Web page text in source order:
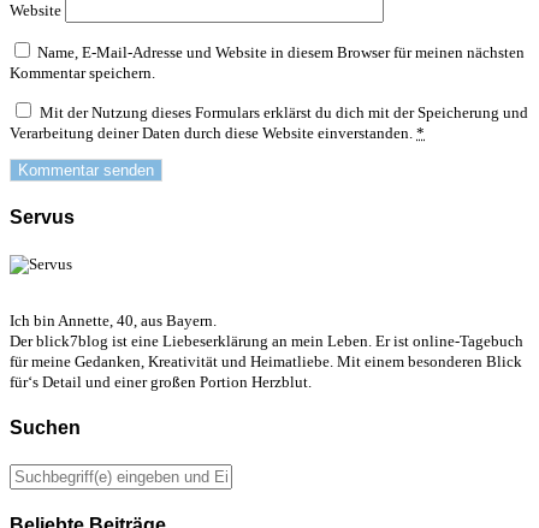
Website
Name, E-Mail-Adresse und Website in diesem Browser für meinen nächsten
Kommentar speichern.
Mit der Nutzung dieses Formulars erklärst du dich mit der Speicherung und
Verarbeitung deiner Daten durch diese Website einverstanden. *
Servus
Ich bin Annette, 40, aus Bayern.
Der blick7blog ist eine Liebeserklärung an mein Leben. Er ist online-Tagebuch
für meine Gedanken, Kreativität und Heimatliebe. Mit einem besonderen Blick
für‘s Detail und einer großen Portion Herzblut.
Suchen